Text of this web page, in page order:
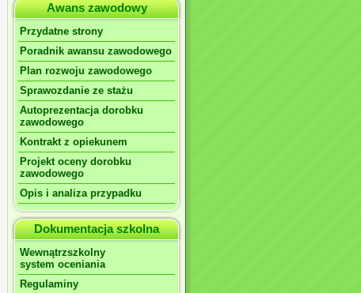
Awans zawodowy
Przydatne strony
Poradnik awansu zawodowego
Plan rozwoju zawodowego
Sprawozdanie ze stażu
Autoprezentacja dorobku
zawodowego
Kontrakt z opiekunem
Projekt oceny dorobku
zawodowego
Opis i analiza przypadku
Dokumentacja szkolna
Wewnątrzszkolny
system oceniania
Regulaminy